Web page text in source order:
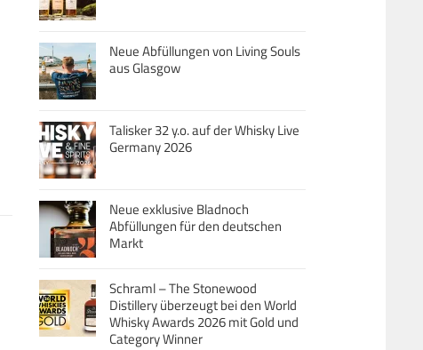
Neue Abfüllungen von Living Souls
aus Glasgow
Talisker 32 y.o. auf der Whisky Live
Germany 2026
Neue exklusive Bladnoch
Abfüllungen für den deutschen
Markt
Schraml – The Stonewood
Distillery überzeugt bei den World
Whisky Awards 2026 mit Gold und
Category Winner